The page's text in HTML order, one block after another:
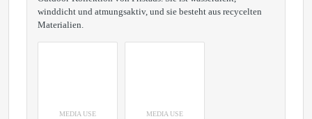
winddicht und atmungsaktiv, und sie besteht aus recycelten
Materialien.
MEDIA USE MEDIA USE